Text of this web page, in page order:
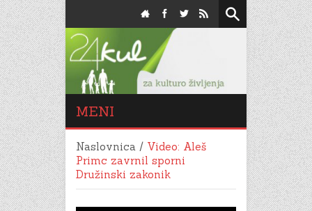
MENI
Naslovnica / Video: Aleš
Primc zavrnil sporni
Družinski zakonik